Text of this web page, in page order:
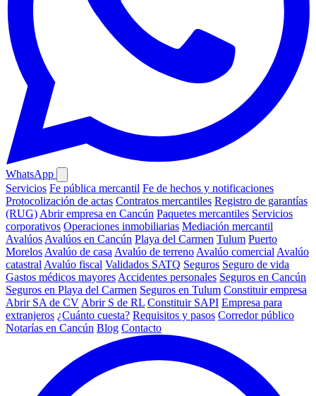
WhatsApp
Servicios Fe pública mercantil Fe de hechos y notificaciones
Protocolización de actas Contratos mercantiles Registro de garantías
(RUG) Abrir empresa en Cancún Paquetes mercantiles Servicios
corporativos Operaciones inmobiliarias Mediación mercantil
Avalúos Avalúos en Cancún Playa del Carmen Tulum Puerto
Morelos Avalúo de casa Avalúo de terreno Avalúo comercial Avalúo
catastral Avalúo fiscal Validados SATQ Seguros Seguro de vida
Gastos médicos mayores Accidentes personales Seguros en Cancún
Seguros en Playa del Carmen Seguros en Tulum Constituir empresa
Abrir SA de CV Abrir S de RL Constituir SAPI Empresa para
extranjeros ¿Cuánto cuesta? Requisitos y pasos Corredor público
Notarías en Cancún Blog Contacto